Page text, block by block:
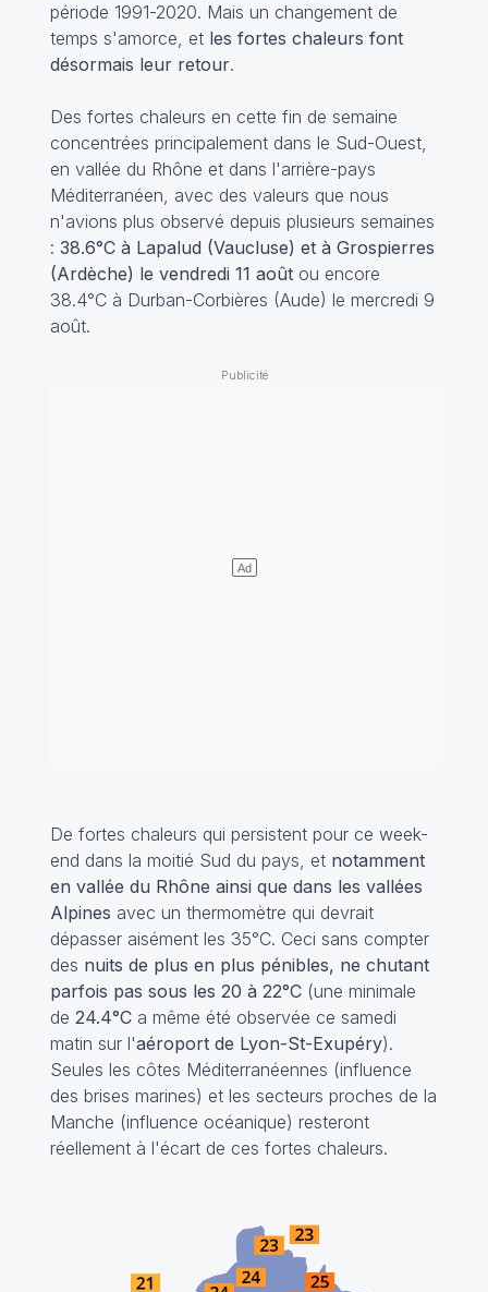
période 1991-2020. Mais un changement de
temps s'amorce, et les fortes chaleurs font
désormais leur retour.
Des fortes chaleurs en cette fin de semaine
concentrées principalement dans le Sud-Ouest,
en vallée du Rhône et dans l'arrière-pays
Méditerranéen, avec des valeurs que nous
n'avions plus observé depuis plusieurs semaines
: 38.6°C à Lapalud (Vaucluse) et à Grospierres
(Ardèche) le vendredi 11 août ou encore
38.4°C à Durban-Corbières (Aude) le mercredi 9
août.
De fortes chaleurs qui persistent pour ce week-
end dans la moitié Sud du pays, et notamment
en vallée du Rhône ainsi que dans les vallées
Alpines avec un thermomètre qui devrait
dépasser aisément les 35°C. Ceci sans compter
des nuits de plus en plus pénibles, ne chutant
parfois pas sous les 20 à 22°C(une minimale
de 24.4°Ca même été observée ce samedi
matin sur l'aéroport de Lyon-St-Exupéry).
Seules les côtes Méditerranéennes (influence
des brises marines) et les secteurs proches de la
Manche (influence océanique) resteront
réellement à l'écart de ces fortes chaleurs.